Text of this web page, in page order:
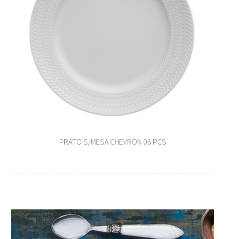
PRATO S/MESA CHEVRON 06 PCS